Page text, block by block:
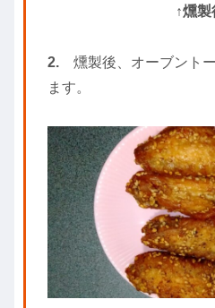
↑燻製
2. 燻製後、オーブント
ます。